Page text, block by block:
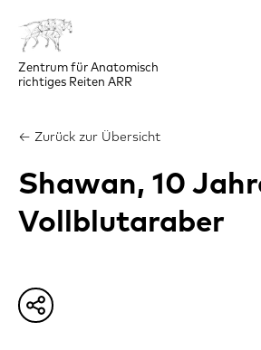
Zentrum für Anatomisch
richtiges Reiten ARR
← Zurück zur Übersicht
Shawan, 10
Vollblutaraber